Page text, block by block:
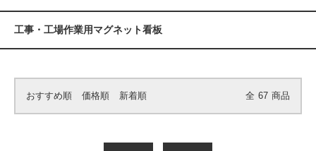
工事・工場作業用マグネット看板
おすすめ順 価格順 新着順 全 67 商品